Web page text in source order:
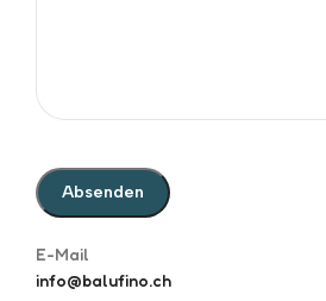
Alternative:
E-Mail
info@balufino.ch